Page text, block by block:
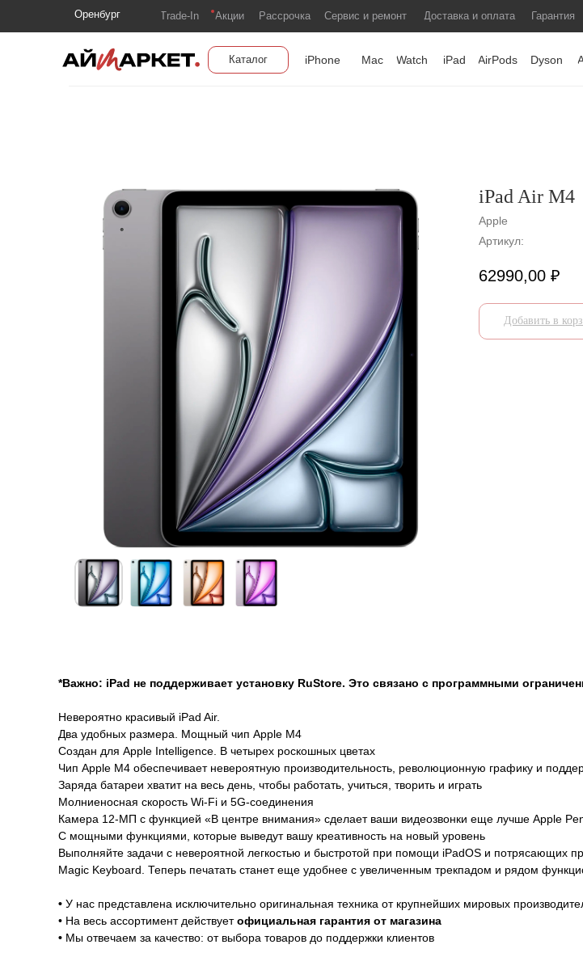
Оренбург Гарантия
Доставка и оплата
Сервис и ремонт
Рассрочка
Trade-In Акции
Каталог Dyson
AirPods
iPad
Watch
Mac
iPhone
iPad Air M4
Apple
Артикул:
62990,00 ₽
Добавить в
*Важно: iPad не поддерживает установку RuStore. Это связано с программными
Невероятно красивый iPad Air.
Два удобных размера. Мощный чип Apple M4
Создан для Apple Intelligence. В четырех роскошных цветах
Чип Apple M4 обеспечивает невероятную производительность, революционную графику и
Заряда батареи хватит на весь день, чтобы работать, учиться, творить и играть
Молниеносная скорость Wi‑Fi и 5G-соединения
Камера 12-МП с функцией «В центре внимания» сделает ваши видеозвонки еще лучше Apple
С мощными функциями, которые выведут вашу креативность на новый уровень
Выполняйте задачи с невероятной легкостью и быстротой при помощи iPadOS и потрясающих
Magic Keyboard. Теперь печатать станет еще удобнее с увеличенным трекпадом и рядом
• У нас представлена исключительно оригинальная техника от крупнейших мировых
• На весь ассортимент действуетофициальная гарантия от магазина
• Мы отвечаем за качество: от выбора товаров до поддержки клиентов